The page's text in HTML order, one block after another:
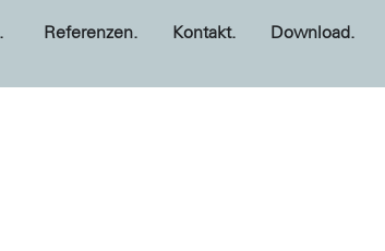
Referenzen. Kontakt. Download.